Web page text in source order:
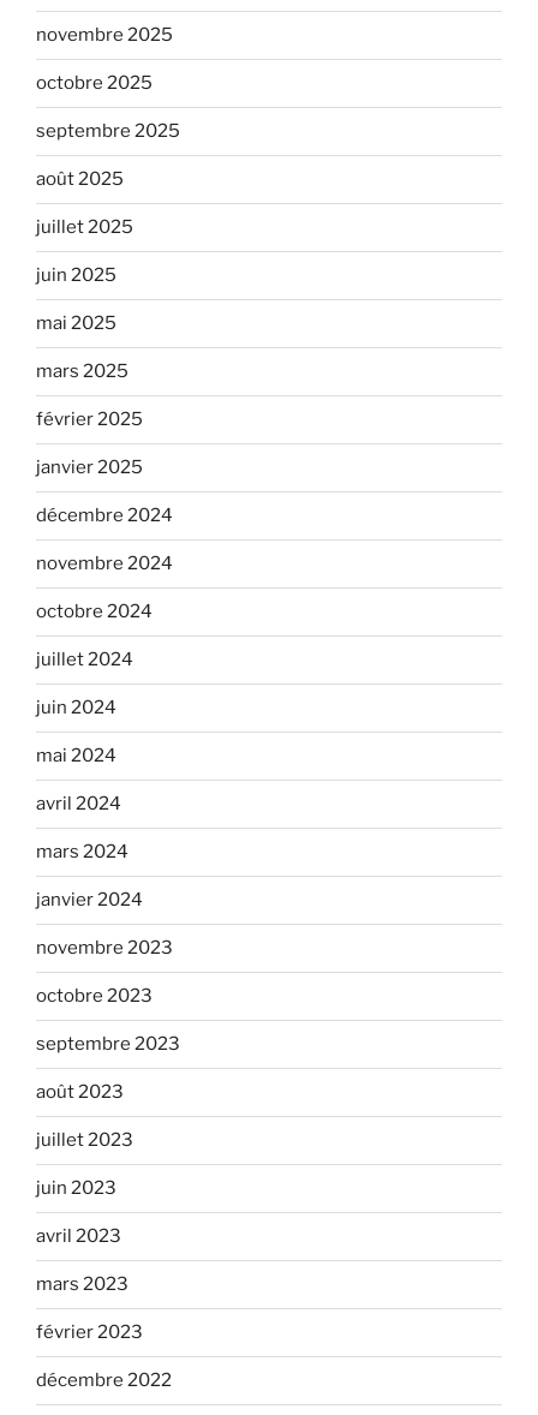
novembre 2025
octobre 2025
septembre 2025
août 2025
juillet 2025
juin 2025
mai 2025
mars 2025
février 2025
janvier 2025
décembre 2024
novembre 2024
octobre 2024
juillet 2024
juin 2024
mai 2024
avril 2024
mars 2024
janvier 2024
novembre 2023
octobre 2023
septembre 2023
août 2023
juillet 2023
juin 2023
avril 2023
mars 2023
février 2023
décembre 2022